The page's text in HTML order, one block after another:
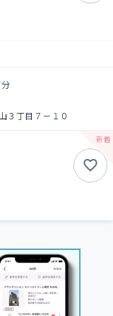
３丁目７－１０